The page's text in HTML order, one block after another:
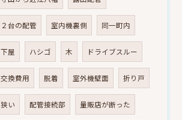
２台の配管 室内機裏側 同一町内
下屋 ハシゴ 木 ドライブスルー
交換費用 脱着 室外機壁面 折り戸
狭い 配管接続部 量販店が断った